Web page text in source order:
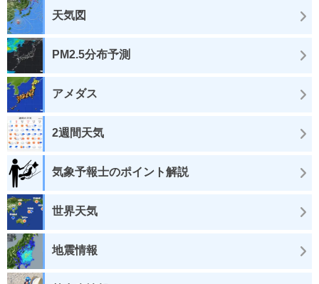
天気図
PM2.5分布予測
アメダス
2週間天気
気象予報士のポイント解説
世界天気
地震情報